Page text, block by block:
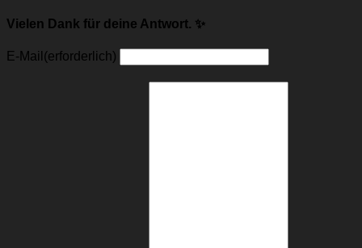
Vielen Dank für deine Antwort. ✨
E-Mail (erforderlich)